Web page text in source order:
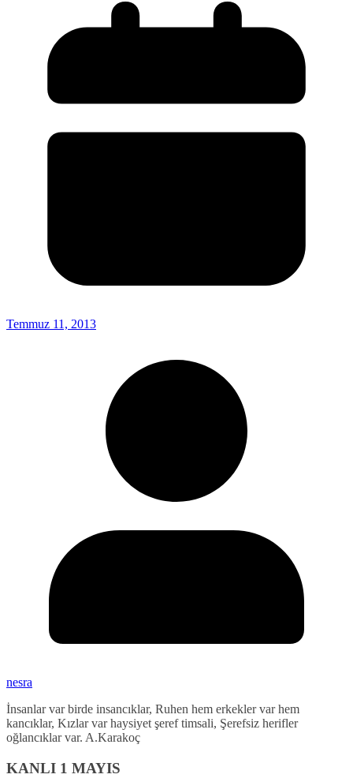
Temmuz 11, 2013
nesra
İnsanlar var birde insancıklar, Ruhen hem erkekler var hem
kancıklar, Kızlar var haysiyet şeref timsali, Şerefsiz herifler
oğlancıklar var. A.Karakoç
KANLI 1 MAYIS